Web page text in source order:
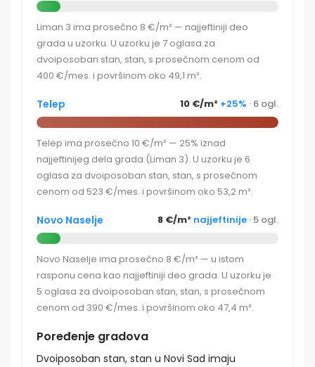
Liman 3 ima prosečno 8 €/m² — najjeftiniji deo
grada u uzorku. U uzorku je 7 oglasa za
dvoiposoban stan, stan, s prosečnom cenom od
400 €/mes. i površinom oko 49,1 m².
Telep 10 €/m² +25% · 6 ogl.
Telep ima prosečno 10 €/m² — 25% iznad
najjeftinijeg dela grada (Liman 3). U uzorku je 6
oglasa za dvoiposoban stan, stan, s prosečnom
cenom od 523 €/mes. i površinom oko 53,2 m².
Novo Naselje 8 €/m² najjeftinije · 5 ogl.
Novo Naselje ima prosečno 8 €/m² — u istom
rasponu cena kao najjeftiniji deo grada. U uzorku je
5 oglasa za dvoiposoban stan, stan, s prosečnom
cenom od 390 €/mes. i površinom oko 47,4 m².
Poređenje gradova
Dvoiposoban stan, stan u Novi Sad imaju